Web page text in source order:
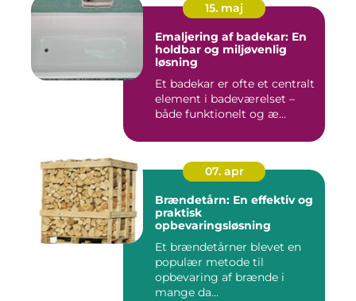
15. maj
Emaljering af badekar: En
holdbar og miljøvenlig
løsning
Et badekar er ofte et centralt
element i badeværelset –
både funktionelt og æ...
07. apr
Brændetårn: En effektiv og
praktisk
opbevaringsløsning
Et brændetårner blevet en
populær metode til
opbevaring af brænde i
mange da...